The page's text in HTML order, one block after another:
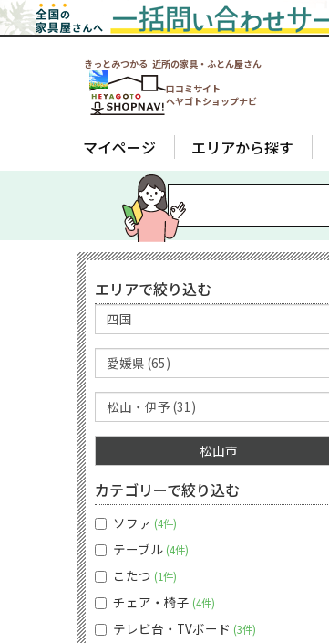
きっとみつかる 近所の家具・ふとん屋さん
口コミサイト
ヘヤゴトショップナビ
マイページ エリアから探す
エリアで絞り込む
松山市
カテゴリーで絞り込む
ソファ 4件
テーブル 4件
こたつ 1件
チェア・椅子 4件
テレビ台・TVボード 3件